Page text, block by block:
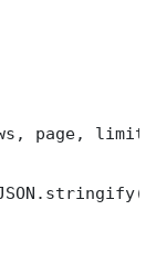
page,